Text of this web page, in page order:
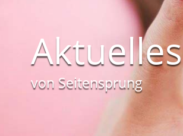
Aktuelles
von Seitensprung